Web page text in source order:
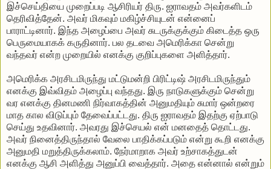
இச்செய்தியை முறைப்படி ஆசிரியர் திரு. ஐராவதம் அவர்களிடம்
தெரிவித்தேன். அவர் மிகவும் மகிழ்ச்சியுடன் என்னைப்
பாராட்டினார். இந்த அழைப்பை அவர் சுடருக்குக்கும் கிடைத்த ஒரு
பெருமையாகக் கருதினார். பல தடவை அமெரிக்கா சென்று
வந்தவர் என்ற முறையில் எனக்கு குறிப்புகளை அளித்தார்.
அமெரிக்க அரசிடமிருந்து மட்டுமன்றி பிரிட்டிஷ் அரசிடமிருந்தும்
எனக்கு இவ்விதம் அழைப்பு வந்தது. இரு நாடுகளுக்கும் சென்று
வர எனக்கு தினமணி நிர்வாகத்தின் அனுமதியும் சுமார் ஒன்றரை
மாத கால விடுப்பும் தேவைப்பட்டது. திரு ஐராவதம் இதற்கு ஏற்பாடு
செய்து உதவினார். அவரது இச்செயல் என் மனதைத் தொட்டது.
அவர் நினைத்திருந்தால் வேலை பாதிக்கப்படும் என்று கூறி எனக்கு
அனுமதி மறுத்திருக்கலாம். நேர்மாறாக அவர் உற்சாகத்துடன்
எனக்கு ஆசி அளித்து அனுப்பி வைத்தார். அதை என்னால் என்றும்